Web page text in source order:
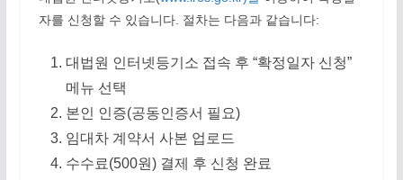
자를 신청할 수 있습니다. 절차는 다음과 같습니다:
대법원 인터넷등기소 접속 후 “확정일자 신청”
메뉴 선택
본인 인증(공동인증서 필요)
임대차 계약서 사본 업로드
수수료(500원) 결제 후 신청 완료